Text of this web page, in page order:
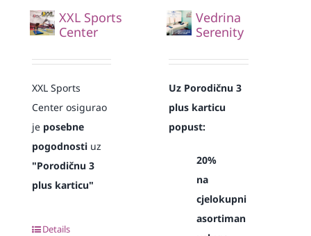
XXL Sports
Center
XXL Sports
Center osigurao
je posebne
pogodnostiuz
"Porodičnu 3
plus karticu"
Details
Vedrina
Serenity
Uz Porodičnu 3
plus karticu
popust:
20%
na
cjelokupni
asortiman